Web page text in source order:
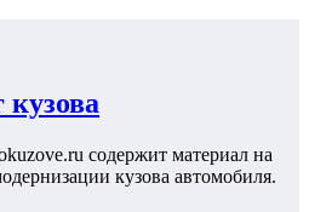
содержит материал на
кузова автомобиля.